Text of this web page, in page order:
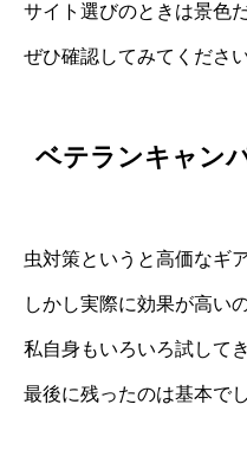
サイト選びのときは景色
ぜひ確認してみてください
ベテランキャン
虫対策というと高価なギ
しかし実際に効果が高い
私自身もいろいろ試して
最後に残ったのは基本でし